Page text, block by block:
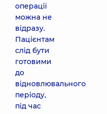
операції
можна не
відразу.
Пацієнтам
слід бути
готовими
до
відновлювального
періоду,
під час